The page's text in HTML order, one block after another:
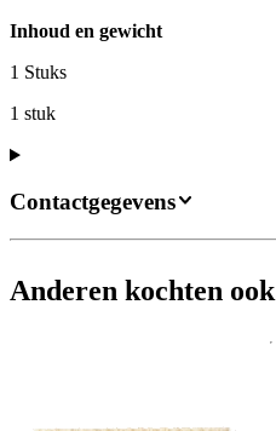
Inhoud en gewicht
1 Stuks
1 stuk
Contactgegevens
Anderen kochten ook